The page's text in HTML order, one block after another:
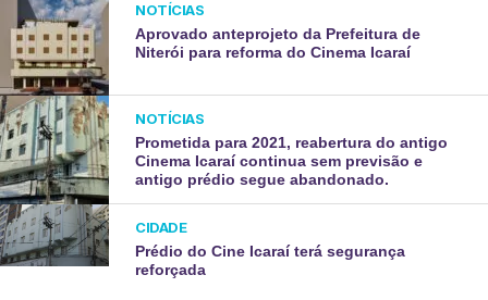
NOTÍCIAS
Aprovado anteprojeto da Prefeitura de
Niterói para reforma do Cinema Icaraí
NOTÍCIAS
Prometida para 2021, reabertura do antigo
Cinema Icaraí continua sem previsão e
antigo prédio segue abandonado.
CIDADE
Prédio do Cine Icaraí terá segurança
reforçada